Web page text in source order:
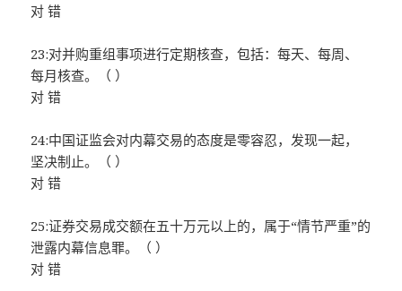
对 错
23:对并购重组事项进行定期核查，包括：每天、每周、
每月核查。（ ）
对 错
24:中国证监会对内幕交易的态度是零容忍，发现一起，
坚决制止。（ ）
对 错
25:证券交易成交额在五十万元以上的，属于“情节严重”的
泄露内幕信息罪。（ ）
对 错